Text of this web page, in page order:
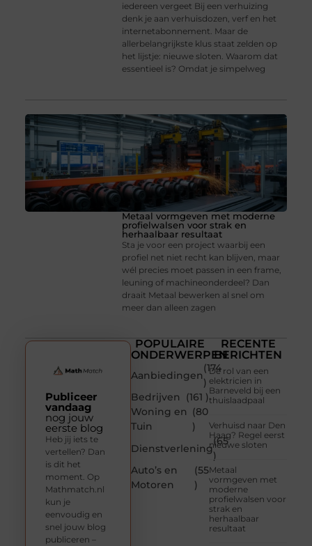
iedereen vergeet Bij een verhuizing
denk je aan verhuisdozen, verf en het
internetabonnement. Maar de
allerbelangrijkste klus staat zelden op
het lijstje: nieuwe sloten. Waarom dat
essentieel is? Omdat je simpelweg
Metaal vormgeven met moderne
profielwalsen voor strak en
herhaalbaar resultaat
Sta je voor een project waarbij een
profiel net niet recht kan blijven, maar
wél precies moet passen in een frame,
leuning of machineonderdeel? Dan
draait Metaal bewerken al snel om
meer dan alleen zagen
POPULAIRE
ONDERWERPEN
Aanbiedingen
(174
)
Bedrijven
(161 )
Woning en
Tuin
(80
)
Dienstverlening
(65
)
Auto’s en
Motoren
(55
)
RECENTE
BERICHTEN
De rol van een
elektricien in
Barneveld bij een
thuislaadpaal
Verhuisd naar Den
Haag? Regel eerst
nieuwe sloten
Metaal
vormgeven met
moderne
profielwalsen voor
strak en
herhaalbaar
resultaat
Publiceer
vandaag
nog jouw
eerste blog
Heb jij iets te
vertellen? Dan
is dit het
moment. Op
Mathmatch.nl
kun je
eenvoudig en
snel jouw blog
publiceren –